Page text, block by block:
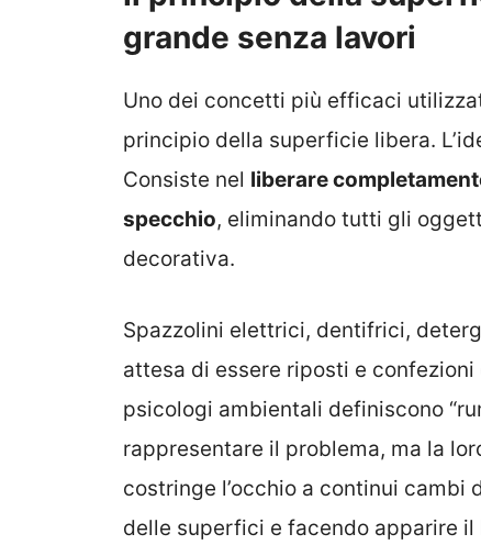
grande senza lavori
Uno dei concetti più efficaci
principio della superficie libera.
Consiste nel liberare
specchio, eliminando tutti gli
decorativa.
Spazzolini elettrici, dentifrici,
attesa di essere riposti e
psicologi ambientali definiscono
rappresentare il problema, ma la
costringe l’occhio a continui cambi
delle superfici e facendo apparire